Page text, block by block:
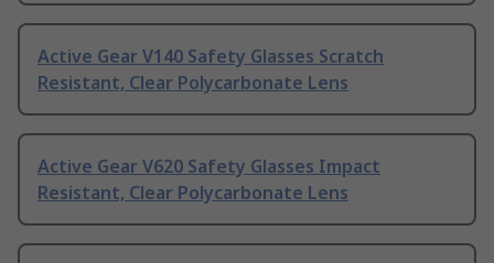
Active Gear V140 Safety Glasses Scratch
Resistant, Clear Polycarbonate Lens
Active Gear V620 Safety Glasses Impact
Resistant, Clear Polycarbonate Lens